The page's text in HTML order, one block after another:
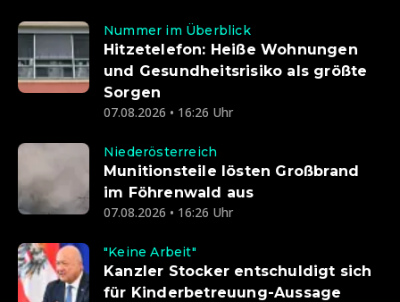
Nummer im Überblick
Hitzetelefon: Heiße Wohnungen
und Gesundheitsrisiko als größte
Sorgen
07.08.2026 • 16:26 Uhr
Niederösterreich
Munitionsteile lösten Großbrand
im Föhrenwald aus
07.08.2026 • 16:26 Uhr
"Keine Arbeit"
Kanzler Stocker entschuldigt sich
für Kinderbetreuung-Aussage